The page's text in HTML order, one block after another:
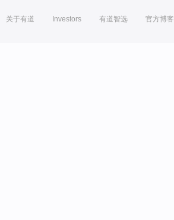
关于有道 Investors 有道智选 官方博客